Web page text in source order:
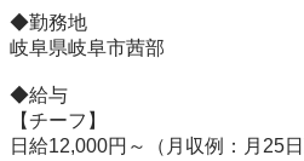
◆勤務地
岐阜県岐阜市茜部
◆給与
【チーフ】
日給12,000円～（月収例：月25